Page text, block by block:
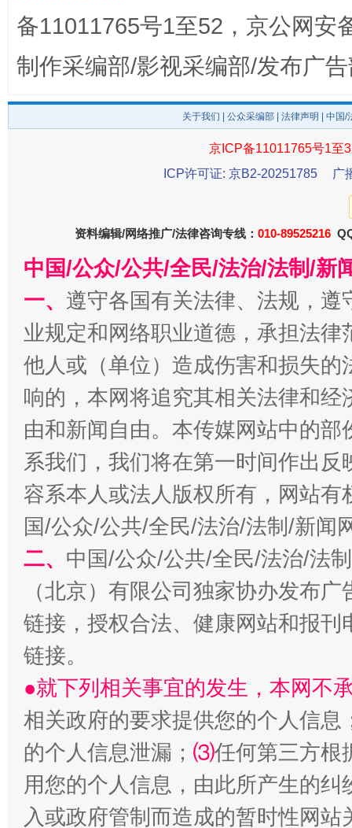
这是一记警钟！ 谢
在谋一域中谋全局
习近平的博鳌关键词
魏明亮
“刷贴”乱象丛生
生
备11011765号1至52，京公网安
制作采编部/影视采编部/发布广
关于我们 公众采编部 法律声明 | 中国
京ICP备11011765号1至
ICP许可证: 京B2-20251785
广
资料编辑/网络推广/法律咨询专线： 010-89525216
中国/公众/公共/全民/法治/法制/新
一、 遵守各国有关法律、法规，
业规定和网络职业道德，承担法
他人或（单位）造成伤害和损失
响的，本网将追究其相关法律和
由和新闻自由。本传媒网站中的
系我们，我们将在第一时间作出
容系本人或法人版权所有，网站
国/公众/公共/全民/法治/法制/新闻
二、 中国/公众/公共/全民/法治/法
（北京）有限公司独家协办发布
链接，授权合法、健康网站和报
链接。
●就下列相关事宜的发生，本网不
相关政府的要求提供您的个人信息
的个人信息泄漏； ⑶任何第三方根
用您的个人信息，由此所产生的纠
入或政府管制而造成的暂时性网